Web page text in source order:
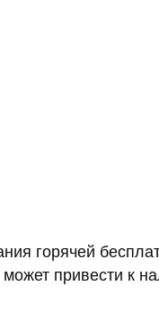
горячей
может привести